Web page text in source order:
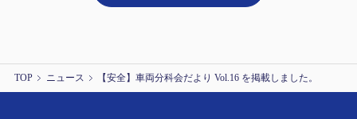
TOP ニュース 【安全】車両分科会だより Vol.16 を掲載しました。